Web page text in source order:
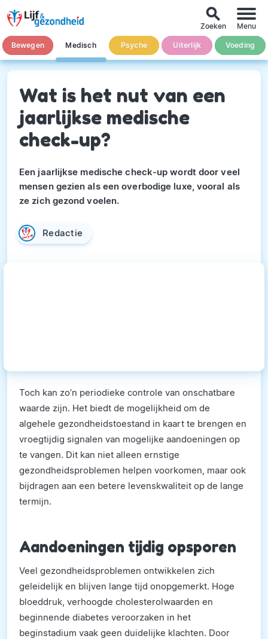
Bewegen Medisch Psyche Uiterlijk Voeding
search
Zoeken Menu
Wat is het nut van een
jaarlijkse medische
check-up?
Een jaarlijkse medische check-up wordt door veel
mensen gezien als een overbodige luxe, vooral als
ze zich gezond voelen.
Redactie
Toch kan zo’n periodieke controle van onschatbare
waarde zijn. Het biedt de mogelijkheid om de
algehele gezondheidstoestand in kaart te brengen en
vroegtijdig signalen van mogelijke aandoeningen op
te vangen. Dit kan niet alleen ernstige
gezondheidsproblemen helpen voorkomen, maar ook
bijdragen aan een betere levenskwaliteit op de lange
termijn.
Aandoeningen tijdig opsporen
Veel gezondheidsproblemen ontwikkelen zich
geleidelijk en blijven lange tijd onopgemerkt. Hoge
bloeddruk, verhoogde cholesterolwaarden en
beginnende diabetes veroorzaken in het
beginstadium vaak geen duidelijke klachten. Door